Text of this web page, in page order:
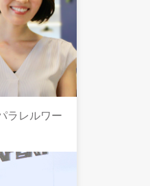
ラレルワー